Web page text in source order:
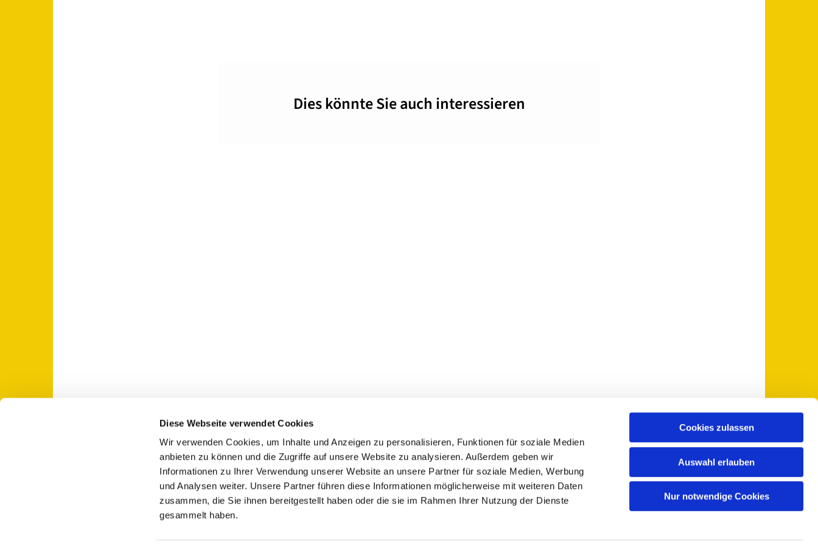
Diese Webseite verwendet Cookies
Wir verwenden Cookies, um Inhalte und Anzeigen zu personalisieren, Funktionen für soziale Medien
anbieten zu können und die Zugriffe auf unsere Website zu analysieren. Außerdem geben wir
Informationen zu Ihrer Verwendung unserer Website an unsere Partner für soziale Medien, Werbung
und Analysen weiter. Unsere Partner führen diese Informationen möglicherweise mit weiteren Daten
zusammen, die Sie ihnen bereitgestellt haben oder die sie im Rahmen Ihrer Nutzung der Dienste
gesammelt haben.
Cookies zulassen
Auswahl erlauben
Nur notwendige Cookies
Dies könnte Sie auch interessieren
St. Otto: Katholische Kirche Usedom-Anklam-Greifswald · Bahnhofstr. 15, 17489 Greifswald+49 3834 5735-0
pfarramt@sankt-otto.de
Kontaktinformationen
Impressum
Hinweisgebersystem